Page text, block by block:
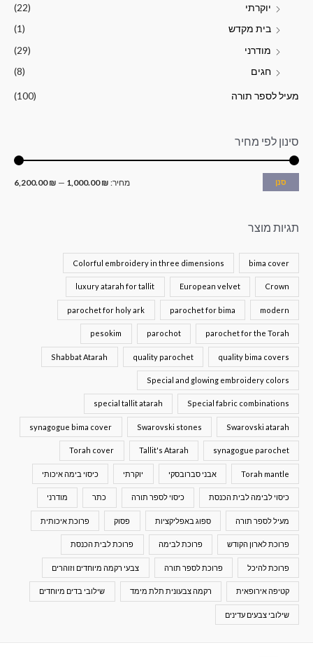
יוקרתי
(22)
בית מקדש
(1)
מודרני
(29)
חגים
(8)
מעיל לספר תורה (100)
סינון לפי מחיר
סנן מחיר: ₪ 1,000.00
—
₪ 6,200.00
תגיות מוצר
bima cover
Colorful embroidery in three dimensions
Crown
European velvet
luxury atarah for tallit
modern
parochet for bima
parochet for holy ark
parochet for the Torah
parochot
pesokim
quality bima covers
quality parochet
Shabbat Atarah
Special and glowing embroidery colors
Special fabric combinations
special tallit atarah
Swarovski atarah
Swarovski stones
synagogue bima cover
synagogue parochet
Tallit's Atarah
Torah cover
Torah mantle אבני סברובסקי יוקרתי כיסוי בימה איכותי
כיסוי לבימה לבית הכנסת כיסוי לספר תורה כתר מודרני
מעיל לספר תורה ספוג באפליקציות פסוק פרוכת איכותית
פרוכת לארון הקודש פרוכת לבימה פרוכת לבית הכנסת
פרוכת להיכל פרוכת לספר תורה צבעי רקמה מיוחדים וזוהרים
קטיפה אירופאית רקמה צבעונית תלת מימד שילובי בדים מיוחדים
שילובי צבעים עדינים